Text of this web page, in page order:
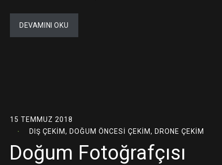
DEVAMINI OKU
15 TEMMUZ 2018
DIŞ ÇEKIM, DOĞUM ÖNCESI ÇEKIM, DRONE ÇEKIM
Doğum Fotoğrafçısı